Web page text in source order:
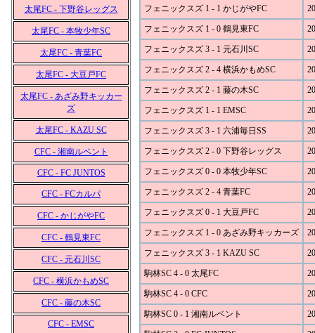
太尾FC - 下野谷レッグス
太尾FC - 本牧少年SC
太尾FC - 青葉FC
太尾FC - 大豆戸FC
太尾FC - あざみ野キッカー
ズ
太尾FC - KAZU SC
CFC - 湘南ルベント
CFC - FC JUNTOS
CFC - FCカルパ
CFC - かじがやFC
CFC - 鶴見東FC
CFC - 元石川SC
CFC - 横浜かもめSC
CFC - 藤の木SC
CFC - EMSC
フェニックスズ 1 - 1 かじがやFC
フェニックスズ 1 - 0 鶴見東FC
フェニックスズ 3 - 1 元石川SC
フェニックスズ 2 - 4 横浜かもめSC
フェニックスズ 2 - 1 藤の木SC
フェニックスズ 1 - 1 EMSC
フェニックスズ 3 - 1 六浦毎日SS
フェニックスズ 2 - 0 下野谷レッグス
フェニックスズ 0 - 0 本牧少年SC
フェニックスズ 2 - 4 青葉FC
フェニックスズ 0 - 1 大豆戸FC
フェニックスズ 1 - 0 あざみ野キッカーズ
フェニックスズ 3 - 1 KAZU SC
駒林SC 4 - 0 太尾FC
駒林SC 4 - 0 CFC
駒林SC 0 - 1 湘南ルベント